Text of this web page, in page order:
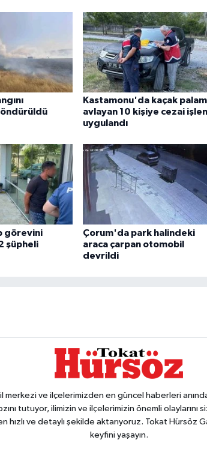
Kastamonu'da kaçak
avlayan 10 kişiye cezai
uygulandı
görevini
şüpheli
Çorum'da park halindeki
araca çarpan otomobil
devrildi
ve ilçelerimizden en güncel haberleri
tutuyor, ilimizin ve ilçelerimizin önemli
ve detaylı şekilde aktarıyoruz. Tokat Hürsöz
keyfini yaşayın.